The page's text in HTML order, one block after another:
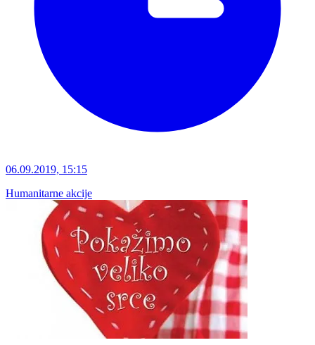
06.09.2019, 15:15
Humanitarne akcije